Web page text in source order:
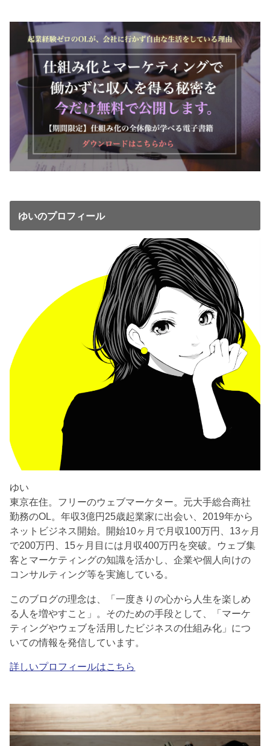
ゆいのプロフィール
ゆい
東京在住。フリーのウェブマーケター。元大手総合商社
勤務のOL。年収3億円25歳起業家に出会い、2019年から
ネットビジネス開始。開始10ヶ月で月収100万円、13ヶ月
で200万円、15ヶ月目には月収400万円を突破。ウェブ集
客とマーケティングの知識を活かし、企業や個人向けの
コンサルティング等を実施している。
このブログの理念は、「一度きりの心から人生を楽しめ
る人を増やすこと」。そのための手段として、「マーケ
ティングやウェブを活用したビジネスの仕組み化」につ
いての情報を発信しています。
詳しいプロフィールはこちら